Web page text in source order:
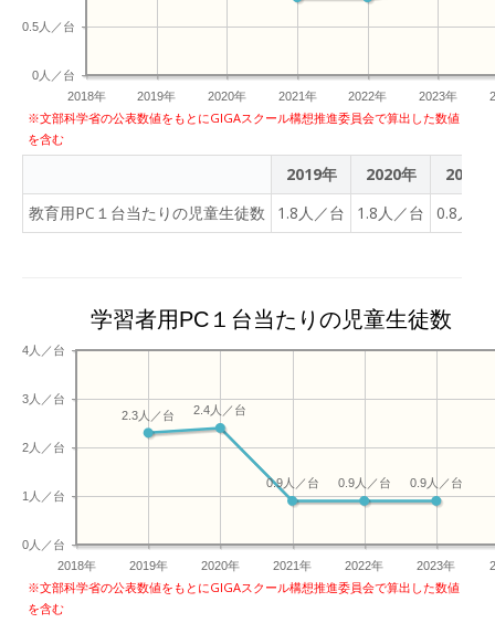
2018年 2019年 2020年 2021年 2022年 2023年
0人／台
0.5人／台
※文部科学省の公表数値をもとにGIGAスクール構想推進委員会で算出した数値
を含む
2019年 2020年
2021年
教育用PC１台当たりの児童生徒数
1.8人／台 1.8人／台 0.8人／
学習者用PC１台当たりの児童生徒数
2018年 2019年 2020年 2021年 2022年 2023年
0人／台
1人／台
2人／台
3人／台
4人／台
0.9人／台
0.9人／台
0.9人／台
2.4人／台
2.3人／台
※文部科学省の公表数値をもとにGIGAスクール構想推進委員会で算出した数値
を含む